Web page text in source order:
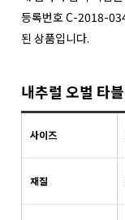
등록번호 C-2018-
된 상품입니다.
내추럴 오벌 타
사이즈
재질